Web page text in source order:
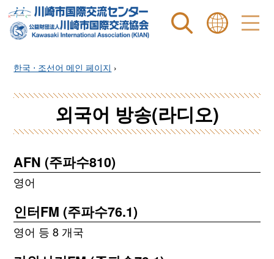
Site search表示言
한국 ⋅ 조선어 메인 페이지 ›
외국어 방송(라디오)
AFN (주파수810)
영어
인터FM (주파수76.1)
영어 등 8 개국